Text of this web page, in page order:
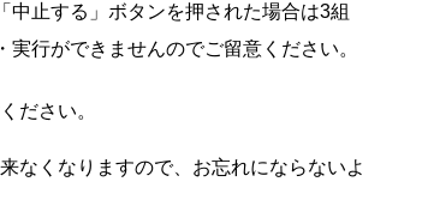
中止する」ボタンを押された場合は3組
行ができませんのでご留意ください。
ださい。
なくなりますので、お忘れにならないよ